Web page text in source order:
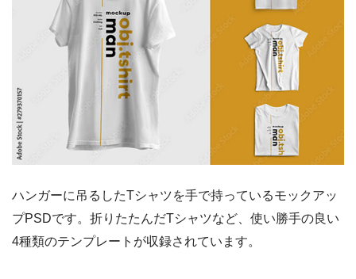
ハンガーに吊るしたTシャツを手で持っているモックアッ
プPSDです。折りたたんだTシャツなど、使い勝手の良い
4種類のテンプレートが収録されています。